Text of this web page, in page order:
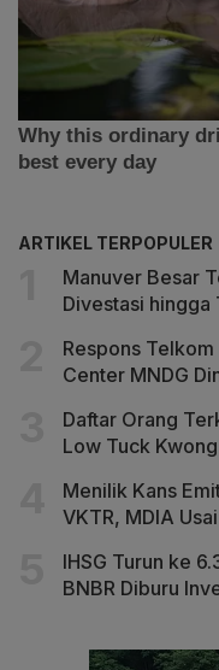
ARTIKEL TERPOPULER
Manuver Besar
Divestasi hingga
Respons
Center MNDG
Daftar Orang
Low Tuck
Menilik Kans
VKTR, MDIA
IHSG Turun ke
BNBR Diburu